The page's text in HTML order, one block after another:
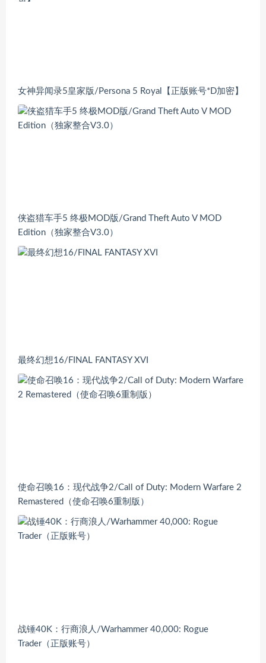
女神异闻录5皇家版/Persona 5 Royal【正版账号*D加密】
侠盗猎车手5 终极MOD版/Grand Theft Auto V MOD
Edition（独家整合V3.0）
最终幻想16/FINAL FANTASY XVI
使命召唤16：现代战争2/Call of Duty: Modern Warfare 2
Remastered（使命召唤6重制版）
战锤40K：行商浪人/Warhammer 40,000: Rogue
Trader（正版账号）